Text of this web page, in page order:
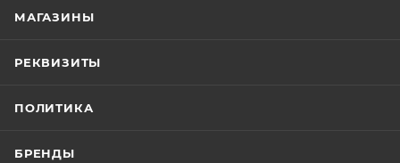
МАГАЗИНЫ
РЕКВИЗИТЫ
ПОЛИТИКА
БРЕНДЫ